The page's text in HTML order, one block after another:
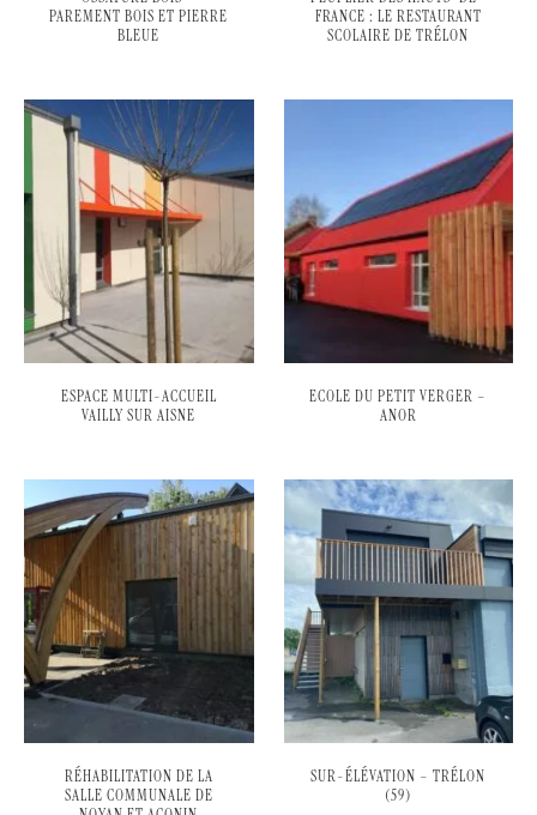
PAREMENT BOIS ET PIERRE
BLEUE
FRANCE : LE RESTAURANT
SCOLAIRE DE TRÉLON
ESPACE MULTI-ACCUEIL
VAILLY SUR AISNE
ECOLE DU PETIT VERGER –
ANOR
RÉHABILITATION DE LA
SALLE COMMUNALE DE
SUR-ÉLÉVATION – TRÉLON
(59)